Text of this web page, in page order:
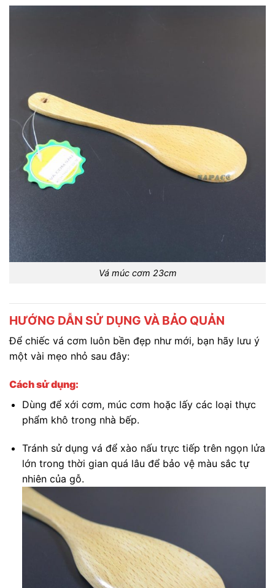
Vá múc cơm 23cm
HƯỚNG DẪN SỬ DỤNG VÀ BẢO QUẢN
Để chiếc vá cơm luôn bền đẹp như mới, bạn hãy lưu ý
một vài mẹo nhỏ sau đây:
Cách sử dụng:
Dùng để xới cơm, múc cơm hoặc lấy các loại thực
phẩm khô trong nhà bếp.
Tránh sử dụng vá để xào nấu trực tiếp trên ngọn lửa
lớn trong thời gian quá lâu để bảo vệ màu sắc tự
nhiên của gỗ.